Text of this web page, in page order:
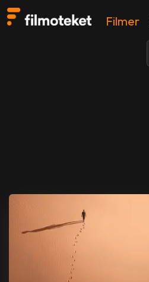
Filmer